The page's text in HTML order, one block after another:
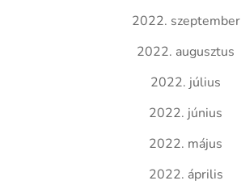
2022. szeptember
2022. augusztus
2022. július
2022. június
2022. május
2022. április